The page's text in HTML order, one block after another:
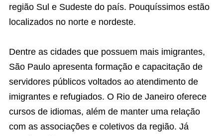
região Sul e Sudeste do país. Pouquíssimos estão
localizados no norte e nordeste.
Dentre as cidades que possuem mais imigrantes,
São Paulo apresenta formação e capacitação de
servidores públicos voltados ao atendimento de
imigrantes e refugiados. O Rio de Janeiro oferece
cursos de idiomas, além de manter uma relação
com as associações e coletivos da região. Já